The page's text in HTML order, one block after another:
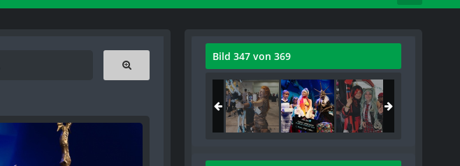
Bild 347 von 369